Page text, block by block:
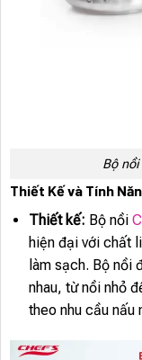
Bộ nồi
Thiết Kế và Tính
Thiết kế: Bộ nồi
hiện đại với chất
làm sạch. Bộ nồi
nhau, từ nồi nhỏ
theo nhu cầu nấu